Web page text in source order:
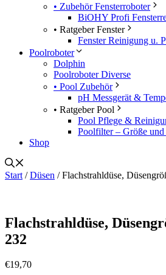
• Zubehör Fensterroboter
BiOHY Profi
• Ratgeber Fenster
Fenster Reinigung u.
Poolroboter
Dolphin
Poolroboter Diverse
• Pool Zubehör
pH Messgerät &
• Ratgeber Pool
Pool Pflege &
Poolfilter – Größe
Shop
Start /Düsen / Flachstrahldüse,
Flachstrahldüse,
232
€19,70